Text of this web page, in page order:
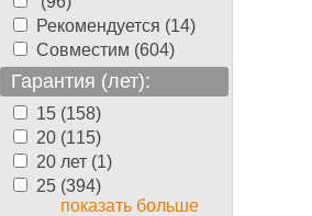
Рекомендуется (14)
Совместим (604)
Гарантия (лет):
15 (158)
20 (115)
20 лет (1)
25 (394)
показать больше